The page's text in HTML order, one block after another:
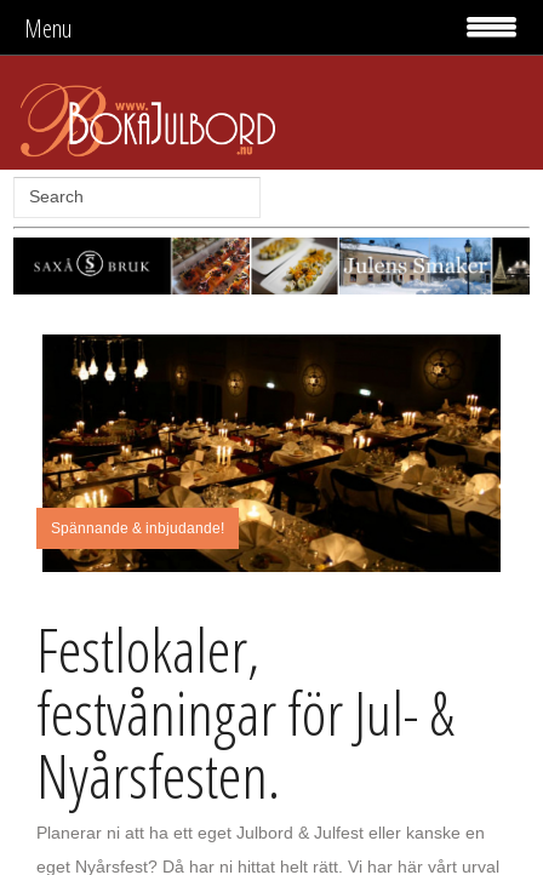
Menu
Spännande & inbjudande!
Festlokaler,
festvåningar för Jul- &
Nyårsfesten.
Planerar ni att ha ett eget Julbord & Julfest eller kanske en
eget Nyårsfest? Då har ni hittat helt rätt. Vi har här vårt urval